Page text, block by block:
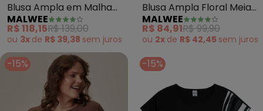
Blusa Ampla em Malha
Canelada Plus (Roxo)
MALWEE
R$ 118,15R$ 139,00
ou 3x de R$ 39,38 sem juros
Blusa Ampla Floral Meia
Malha Plus (Off White)
MALWEE
R$ 84,91R$ 99,90
ou 2x de R$ 42,45 sem juros
-15% -15%